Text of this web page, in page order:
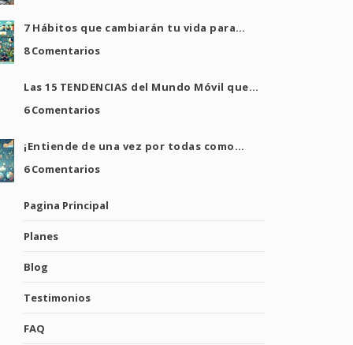
7 Hábitos que cambiarán tu vida para…
8 Comentarios
Las 15 TENDENCIAS del Mundo Móvil que…
6 Comentarios
¡Entiende de una vez por todas como…
6 Comentarios
Pagina Principal
Planes
Blog
Testimonios
FAQ